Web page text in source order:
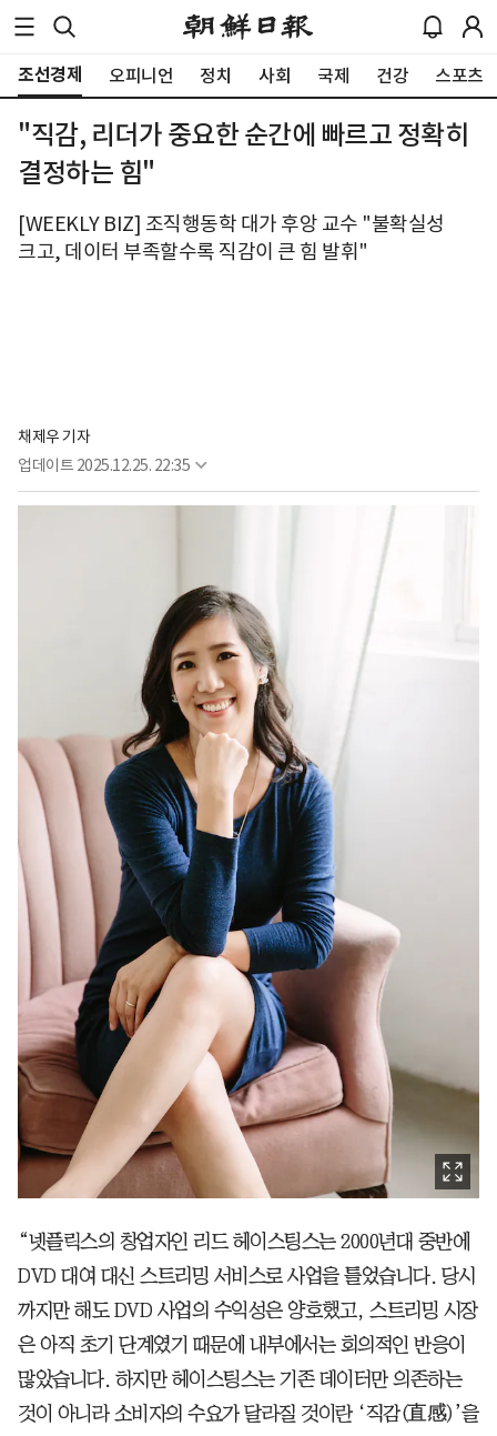
조선경제 오피니언 정치 사회 국제 건강 스포츠
"직감, 리더가 중요한 순간에 빠르고 정확히
결정하는 힘"
[WEEKLY BIZ] 조직행동학 대가 후앙 교수 "불확실성
크고, 데이터 부족할수록 직감이 큰 힘 발휘"
채제우 기자
업데이트 2025.12.25. 22:35
“넷플릭스의 창업자인 리드 헤이스팅스는 2000년대 중반에
DVD 대여 대신 스트리밍 서비스로 사업을 틀었습니다. 당시
까지만 해도 DVD 사업의 수익성은 양호했고, 스트리밍 시장
은 아직 초기 단계였기 때문에 내부에서는 회의적인 반응이
많았습니다. 하지만 헤이스팅스는 기존 데이터만 의존하는
것이 아니라 소비자의 수요가 달라질 것이란 ‘직감(直感)’을